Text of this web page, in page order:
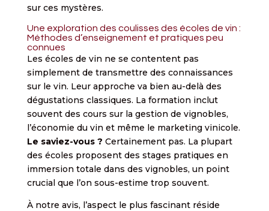
sur ces mystères.
Une exploration des coulisses des écoles de vin :
Méthodes d’enseignement et pratiques peu
connues
Les écoles de vin ne se contentent pas
simplement de transmettre des connaissances
sur le vin. Leur approche va bien au-delà des
dégustations classiques. La formation inclut
souvent des cours sur la gestion de vignobles,
l’économie du vin et même le marketing vinicole.
Le saviez-vous ? Certainement pas. La plupart
des écoles proposent des stages pratiques en
immersion totale dans des vignobles, un point
crucial que l’on sous-estime trop souvent.
À notre avis, l’aspect le plus fascinant réside